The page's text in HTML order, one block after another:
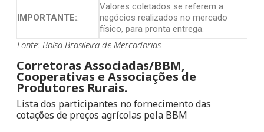
IMPORTANTE::
Valores coletados se referem a
negócios realizados no mercado
físico, para pronta entrega.
Fonte: Bolsa Brasileira de Mercadorias
Corretoras Associadas/BBM,
Cooperativas e Associações de
Produtores Rurais.
Lista dos participantes no fornecimento das
cotações de preços agrícolas pela BBM